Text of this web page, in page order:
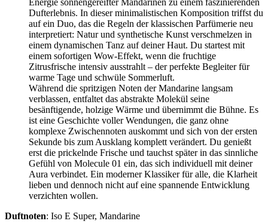
Dufterlebnis. In dieser minimalistischen Komposition triffst du
auf ein Duo, das die Regeln der klassischen Parfümerie neu
interpretiert: Natur und synthetische Kunst verschmelzen in
einem dynamischen Tanz auf deiner Haut. Du startest mit
einem sofortigen Wow-Effekt, wenn die fruchtige
Zitrusfrische intensiv ausstrahlt – der perfekte Begleiter für
warme Tage und schwüle Sommerluft.
Während die spritzigen Noten der Mandarine langsam
verblassen, entfaltet das abstrakte Molekül seine
besänftigende, holzige Wärme und übernimmt die Bühne. Es
ist eine Geschichte voller Wendungen, die ganz ohne
komplexe Zwischennoten auskommt und sich von der ersten
Sekunde bis zum Ausklang komplett verändert. Du genießt
erst die prickelnde Frische und tauchst später in das sinnliche
Gefühl von Molecule 01 ein, das sich individuell mit deiner
Aura verbindet. Ein moderner Klassiker für alle, die Klarheit
lieben und dennoch nicht auf eine spannende Entwicklung
verzichten wollen.
Duftnoten: Iso E Super, Mandarine